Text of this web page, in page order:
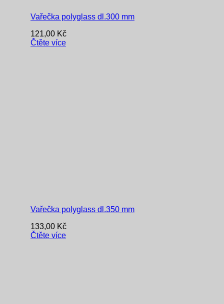
Vařečka polyglass dl.300 mm
121,00 Kč
Čtěte více
Vařečka polyglass dl.350 mm
133,00 Kč
Čtěte více